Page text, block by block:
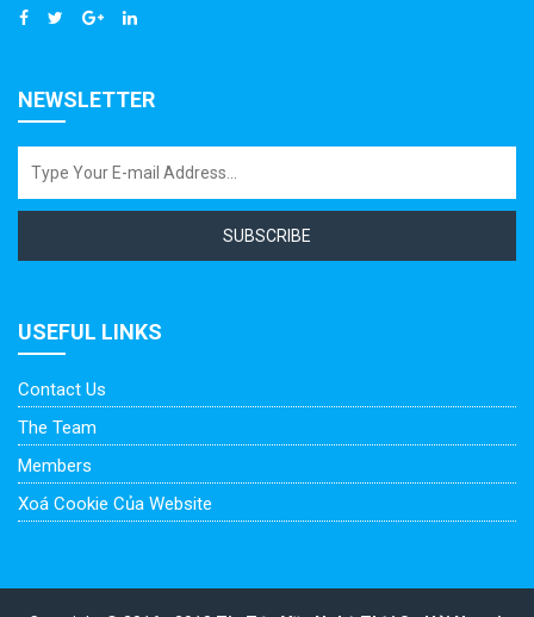
NEWSLETTER
SUBSCRIBE
USEFUL LINKS
Contact Us
The Team
Members
Xoá Cookie Của Website